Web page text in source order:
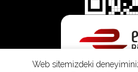
Web sitemizdeki